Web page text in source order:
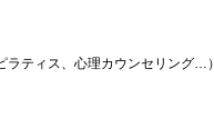
ティス、心理カウンセリング…）